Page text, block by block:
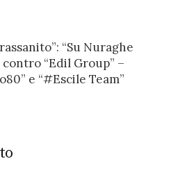
“Su Nuraghe
“Edil Group” –
e “#Escile Team”